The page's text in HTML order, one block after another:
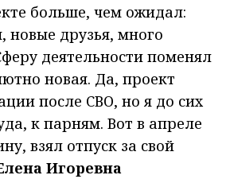
больше, чем ожидал:
новые друзья, много
деятельности поменял
новая. Да, проект
после СВО, но я до сих
к парням. Вот в апреле
взял отпуск за свой
Игоревна